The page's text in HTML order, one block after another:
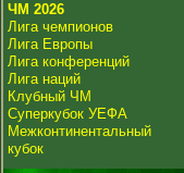
ЧМ 2026
Лига чемпионов
Лига Европы
Лига конференций
Лига наций
Клубный ЧМ
Суперкубок УЕФА
Межконтинентальный
кубок